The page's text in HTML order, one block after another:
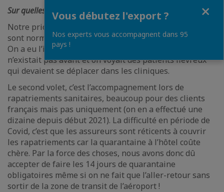
Sur quelles activités vous concentrez-vous ?
Notre priorité, c’est les soins à domicile, des soins qui
sont normalement réalisés en clinique ou à l’hôpital.
On a eu l’idée de mettre en place ce service car ça
n’existait pas avant et on voyait des patients fiévreux
qui devaient se déplacer dans les cliniques.
Le second volet, c’est l’accompagnement lors de
rapatriements sanitaires, beaucoup pour des clients
français mais pas uniquement (on en a effectué une
dizaine depuis début 2021). La difficulté en période de
Covid, c’est que les assureurs sont réticents à couvrir
les rapatriements car la quarantaine à l’hôtel coûte
chère. Par la force des choses, nous avons donc dû
accepter de faire les 14 jours de quarantaine
obligatoires même si on ne fait que l’aller-retour sans
sortir de la zone de transit de l’aéroport !
Vous débutez l'export ?
Nos experts vous accompagnent dans 95
pays !